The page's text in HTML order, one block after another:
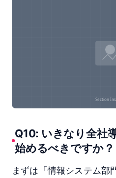
Q10: いきなり全社
始めるべきですか？
まずは「情報システム部